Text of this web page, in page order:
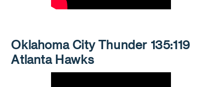
Oklahoma City Thunder 135:119
Atlanta Hawks